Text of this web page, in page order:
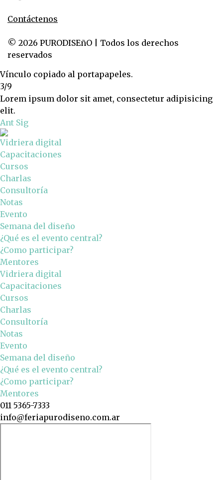
Contáctenos
© 2026 PURODISEñO | Todos los derechos
reservados
Vínculo copiado al portapapeles.
3/9
Lorem ipsum dolor sit amet, consectetur adipisicing
elit.
Ant Sig
Vidriera digital
Capacitaciones
Cursos
Charlas
Consultoría
Notas
Evento
Semana del diseño
¿Qué es el evento central?
¿Como participar?
Mentores
Vidriera digital
Capacitaciones
Cursos
Charlas
Consultoría
Notas
Evento
Semana del diseño
¿Qué es el evento central?
¿Como participar?
Mentores
011 5365-7333
info@feriapurodiseno.com.ar